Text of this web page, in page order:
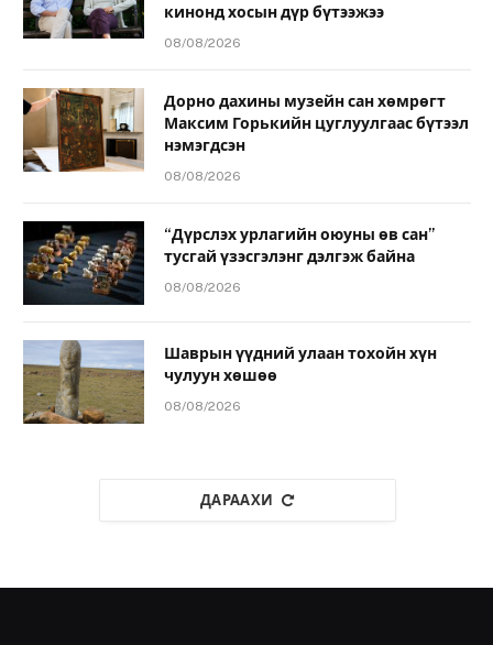
кинонд хосын дүр бүтээжээ
08/08/2026
Дорно дахины музейн сан хөмрөгт
Максим Горькийн цуглуулгаас бүтээл
нэмэгдсэн
08/08/2026
“Дүрслэх урлагийн оюуны өв сан”
тусгай үзэсгэлэнг дэлгэж байна
08/08/2026
Шаврын үүдний улаан тохойн хүн
чулуун хөшөө
08/08/2026
ДАРААХИ